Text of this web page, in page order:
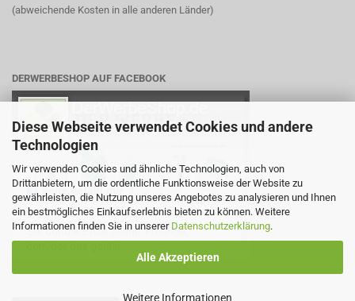
Diese Webseite verwendet Cookies und andere
Technologien
Wir verwenden Cookies und ähnliche Technologien, auch von
Drittanbietern, um die ordentliche Funktionsweise der Website zu
gewährleisten, die Nutzung unseres Angebotes zu analysieren und Ihnen
ein bestmögliches Einkaufserlebnis bieten zu können. Weitere
Informationen finden Sie in unserer Datenschutzerklärung.
Alle Akzeptieren
Weitere Informationen
(abweichende Kosten in alle anderen Länder)
DERWERBESHOP AUF FACEBOOK